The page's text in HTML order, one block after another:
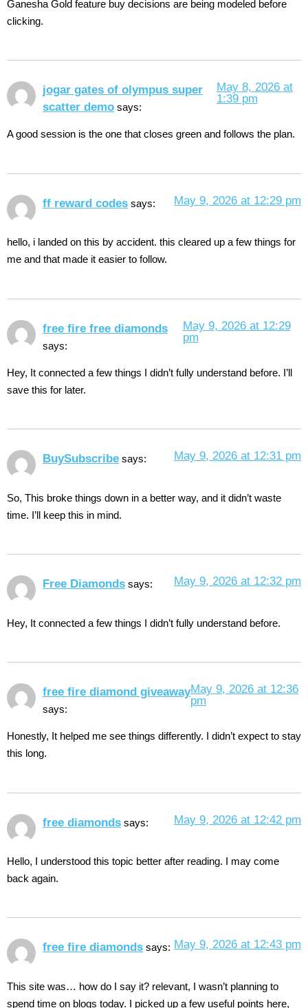
Ganesha Gold feature buy decisions are being modeled before
clicking.
jogar gates of olympus super
scatter demo says:
May 8, 2026 at
1:39 pm
A good session is the one that closes green and follows the plan.
ff reward codes says: May 9, 2026 at 12:29 pm
hello, i landed on this by accident. this cleared up a few things for
me and that made it easier to follow.
free fire free diamonds
says:
May 9, 2026 at 12:29
pm
Hey, It connected a few things I didn’t fully understand before. I’ll
save this for later.
BuySubscribe says: May 9, 2026 at 12:31 pm
So, This broke things down in a better way, and it didn’t waste
time. I’ll keep this in mind.
Free Diamonds says: May 9, 2026 at 12:32 pm
Hey, It connected a few things I didn’t fully understand before.
free fire diamond giveaway
says:
May 9, 2026 at 12:36
pm
Honestly, It helped me see things differently. I didn’t expect to stay
this long.
free diamonds says: May 9, 2026 at 12:42 pm
Hello, I understood this topic better after reading. I may come
back again.
free fire diamonds says: May 9, 2026 at 12:43 pm
This site was… how do I say it? relevant, I wasn’t planning to
spend time on blogs today. I picked up a few useful points here,